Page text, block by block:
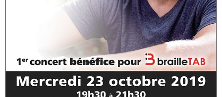
Vie démocratique
Contact